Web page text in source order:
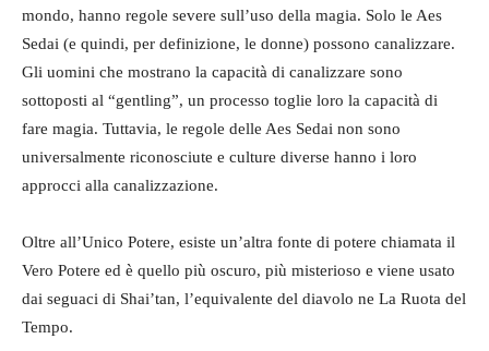
mondo, hanno regole severe sull’uso della magia. Solo le Aes
Sedai (e quindi, per definizione, le donne) possono canalizzare.
Gli uomini che mostrano la capacità di canalizzare sono
sottoposti al “gentling”, un processo toglie loro la capacità di
fare magia. Tuttavia, le regole delle Aes Sedai non sono
universalmente riconosciute e culture diverse hanno i loro
approcci alla canalizzazione.
Oltre all’Unico Potere, esiste un’altra fonte di potere chiamata il
Vero Potere ed è quello più oscuro, più misterioso e viene usato
dai seguaci di Shai’tan, l’equivalente del diavolo ne La Ruota del
Tempo.